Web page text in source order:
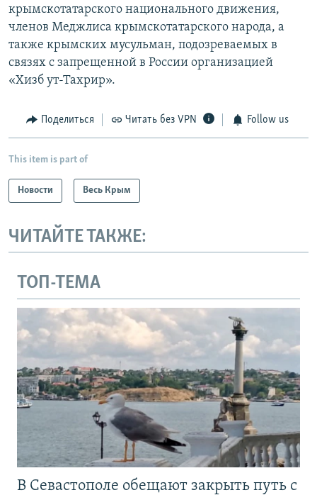
крымскотатарского национального движения,
членов Меджлиса крымскотатарского народа, а
также крымских мусульман, подозреваемых в
связях с запрещенной в России организацией
«Хизб ут-Тахрир».
Поделиться Читать без VPN Follow us
This item is part of
Новости Весь Крым
ЧИТАЙТЕ ТАКЖЕ:
ТОП-ТЕМА
В Севастополе обещают закрыть путь с